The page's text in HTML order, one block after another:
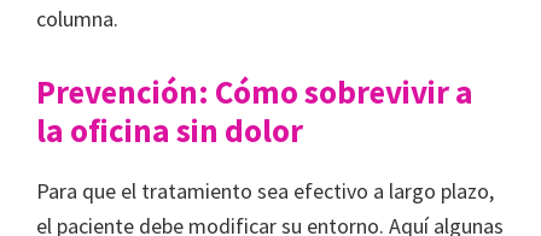
columna.
Prevención: Cómo sobrevivir a
la oficina sin dolor
Para que el tratamiento sea efectivo a largo plazo,
el paciente debe modificar su entorno. Aquí algunas